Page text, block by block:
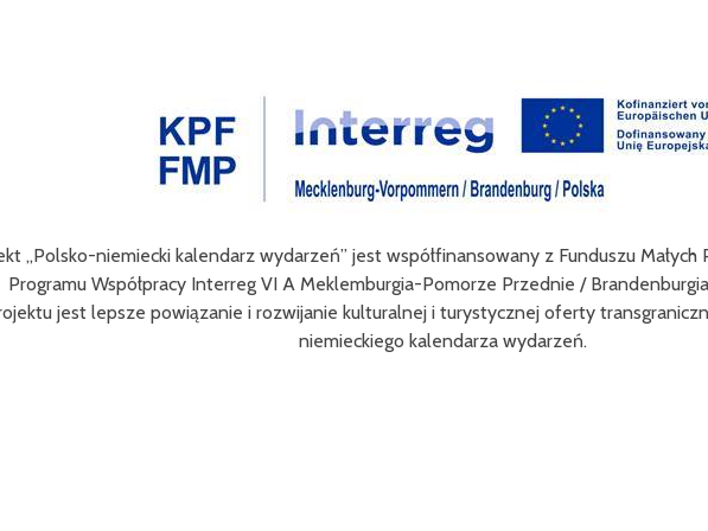
Dni Turystyki Rowerowej jest wzbogacenie oferty turystycznej oraz ułatwienie
obszaru Euroregionu Pomerania jak i dla turystów odwiedzających
działań jest przybliżenie zwykłym użytkownikom rowerów możliwości różnych tras